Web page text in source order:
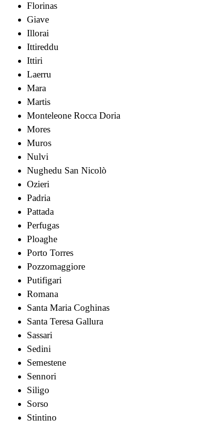
Florinas
Giave
Illorai
Ittireddu
Ittiri
Laerru
Mara
Martis
Monteleone Rocca Doria
Mores
Muros
Nulvi
Nughedu San Nicolò
Ozieri
Padria
Pattada
Perfugas
Ploaghe
Porto Torres
Pozzomaggiore
Putifigari
Romana
Santa Maria Coghinas
Santa Teresa Gallura
Sassari
Sedini
Semestene
Sennori
Siligo
Sorso
Stintino